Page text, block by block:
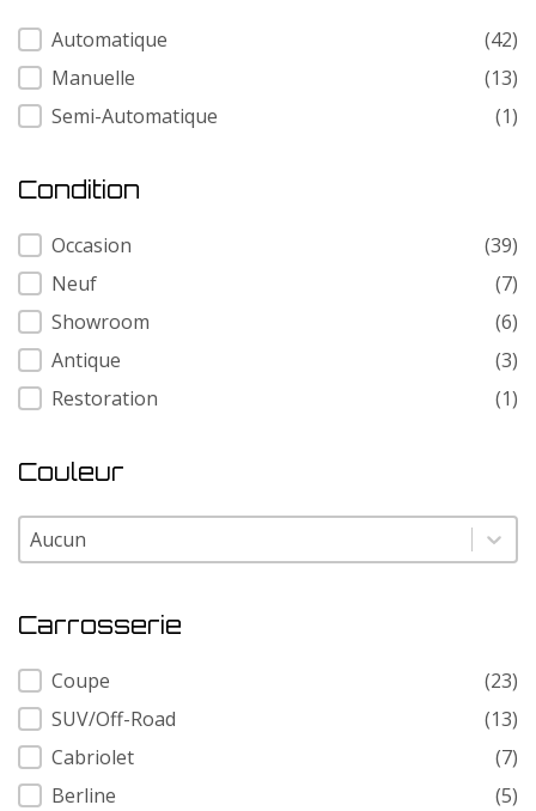
Transmission
Automatique
(42)
Manuelle
(13)
Semi-Automatique
(1)
Condition
Condition
Occasion
(39)
Neuf
(7)
Showroom
(6)
Antique
(3)
Restoration
(1)
Couleur
Couleur
Couleur
Carrosserie
Carrosserie
Coupe
(23)
SUV/Off-Road
(13)
Cabriolet
(7)
Berline
(5)